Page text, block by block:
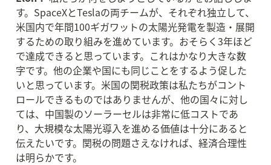
す。SpaceXとTeslaの両チームが、それぞれ独立して、
米国内で年間100ギガワットの太陽光発電を製造・展開
するための取り組みを進めています。おそらく3年ほど
で達成できると思っています。これはかなり大きな数
字です。他の企業や国にも同じことをするよう促した
いと思っています。米国の関税政策は私たちがコント
ロールできるものではありませんが、他の国々に対し
ては、中国製のソーラーセルは非常に低コストであ
り、大規模な太陽光導入を進める価値は十分にあると
伝えたいです。関税の問題さえなければ、経済合理性
は明らかです。